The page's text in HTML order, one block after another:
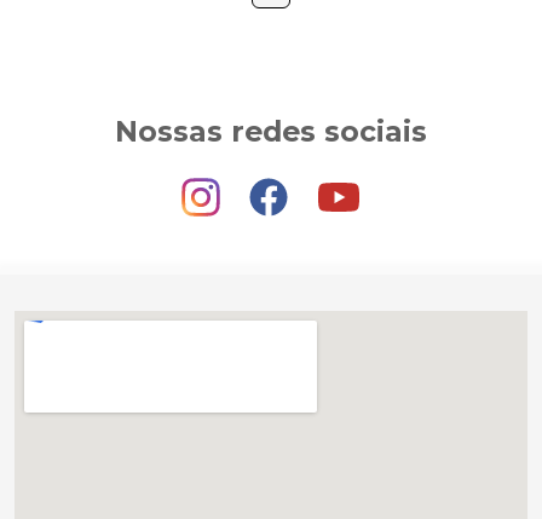
Nossas redes sociais